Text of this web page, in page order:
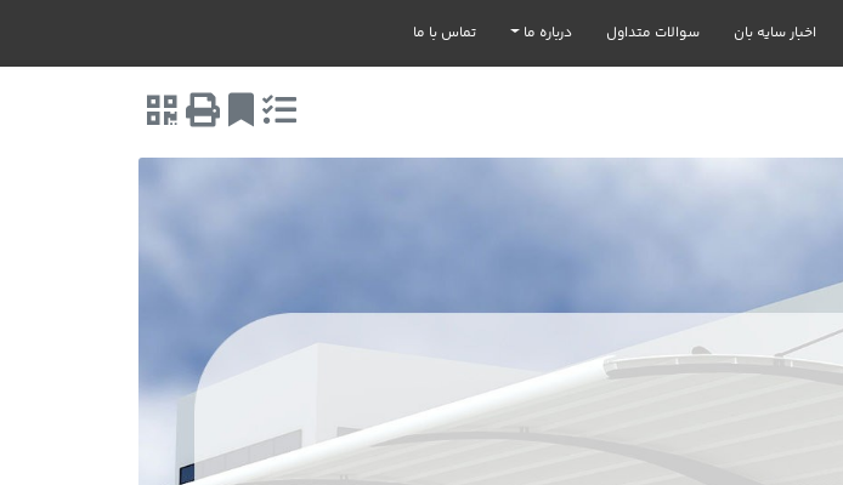
اخبار سایه بان سوالات متداول درباره ما تماس با ما